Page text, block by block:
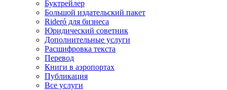
Буктрейлер
Большой издательский пакет
Rideró для бизнеса
Юридический советник
Дополнительные услуги
Расшифровка текста
Перевод
Книги в аэропортах
Публикация
Все услуги